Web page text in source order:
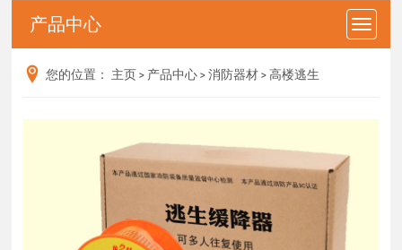
产品中心
您的位置： 主页> 产品中心>消防器材>高楼逃生